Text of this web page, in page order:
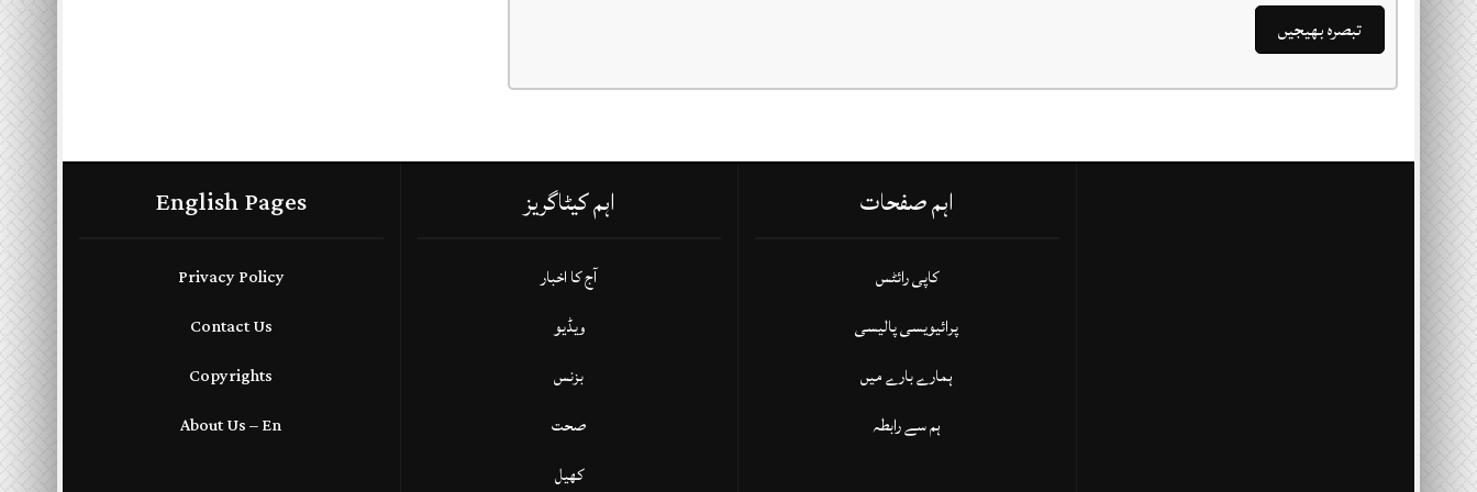
English Pages
Privacy Policy
Contact Us
Copyrights
About Us – En
اہم کیٹاگریز
آج کا اخبار
ویڈیو
بزنس
صحت
کھیل
اہم صفحات
کاپی رائٹس
پرائیویسی پالیسی
ہمارے بارے میں
ہم سے رابطہ